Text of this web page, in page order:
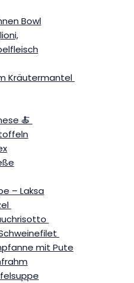
Bowl
Kräutermantel
🍝
– Laksa
mit Pute